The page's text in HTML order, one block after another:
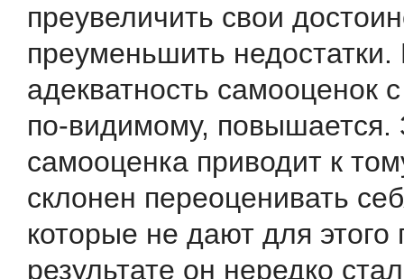
преувеличить свои
преуменьшить
адекватность самооценок
по-видимому,
самооценка приводит к
склонен переоценивать
которые не дают для этого
результате он нередко